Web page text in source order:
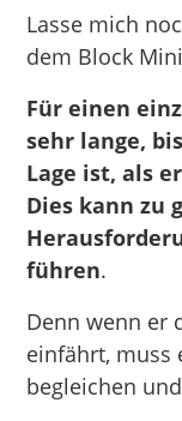
Lasse mich
dem Block
Für einen
sehr lange,
Lage ist, als
Dies kann zu
führen.
Denn wenn er
einfährt, muss
begleichen